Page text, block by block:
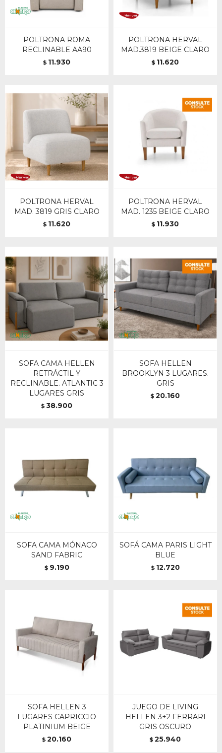
POLTRONA ROMA
RECLINABLE AA90
$ 11.930
POLTRONA HERVAL
MAD.3819 BEIGE CLARO
$ 11.620
POLTRONA HERVAL
MAD. 3819 GRIS CLARO
$ 11.620
POLTRONA HERVAL
MAD. 1235 BEIGE CLARO
$ 11.930
SOFA CAMA HELLEN
RETRÁCTIL Y
RECLINABLE. ATLANTIC 3
LUGARES GRIS
$ 38.900
SOFA HELLEN
BROOKLYN 3 LUGARES.
GRIS
$ 20.160
SOFA CAMA MÓNACO
SAND FABRIC
$ 9.190
SOFÁ CAMA PARIS LIGHT
BLUE
$ 12.720
SOFA HELLEN 3
LUGARES CAPRICCIO
PLATINIUM BEIGE
$ 20.160
JUEGO DE LIVING
HELLEN 3+2 FERRARI
GRIS OSCURO
$ 25.940